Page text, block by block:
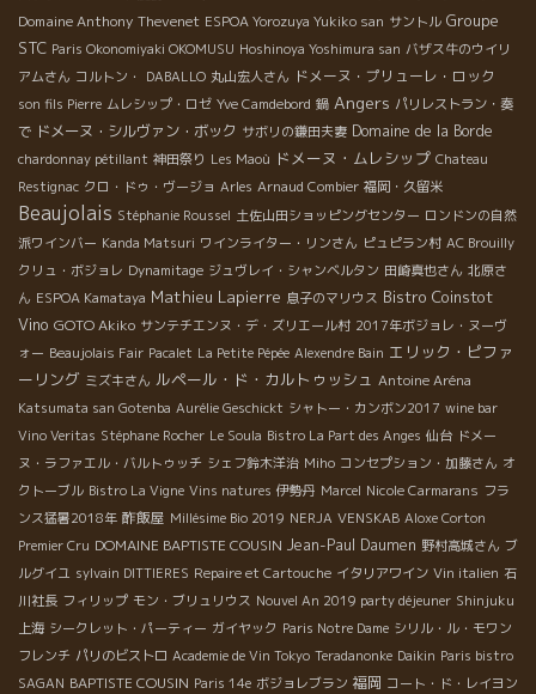
Domaine Anthony Thevenet ESPOA Yorozuya Yukiko san サントル Groupe
STC Paris Okonomiyaki OKOMUSU Hoshinoya Yoshimura san バザス牛のウイリ
アムさん コルトン・ DABALLO 丸山宏人さん ドメーヌ・プリューレ・ロック
son fils Pierre ムレシップ・ロゼ Yve Camdebord 鍋 Angers パリレストラン・奏
で ドメーヌ・シルヴァン・ボック サボリの鎌田夫妻 Domaine de la Borde
chardonnay pétillant 神田祭り Les Maoù ドメーヌ・ムレシップ Chateau
Restignac クロ・ドゥ・ヴージョ Arles Arnaud Combier 福岡・久留米
Beaujolais Stéphanie Roussel 土佐山田ショッピングセンター ロンドンの自然
派ワインバー Kanda Matsuri ワインライター・リンさん ピュピラン村 AC Brouilly
クリュ・ボジョレ Dynamitage ジュヴレイ・シャンベルタン 田崎真也さん 北原さ
ん ESPOA Kamataya Mathieu Lapierre 息子のマリウス Bistro Coinstot
Vino GOTO Akiko サンテチエンヌ・デ・ズリエール村 2017年ボジョレ・ヌーヴ
ォー Beaujolais Fair Pacalet La Petite Pépée Alexendre Bain エリック・ピファ
ーリング ミズキさん ルペール・ド・カルトゥッシュ Antoine Aréna
Katsumata san Gotenba Aurélie Geschickt シャトー・カンボン2017 wine bar
Vino Veritas Stéphane Rocher Le Soula Bistro La Part des Anges 仙台 ドメー
ヌ・ラファエル・バルトゥッチ シェフ鈴木洋治 Miho コンセプション・加藤さん オ
クトーブル Bistro La Vigne Vins natures 伊勢丹 Marcel Nicole Carmarans フラ
ンス猛暑2018年 酢飯屋 Millésime Bio 2019 NERJA VENSKAB Aloxe Corton
Premier Cru DOMAINE BAPTISTE COUSIN Jean-Paul Daumen 野村高城さん ブ
ルグイユ sylvain DITTIERES Repaire et Cartouche イタリアワイン Vin italien 石
川社長 フィリップ モン・ブリュリウス Nouvel An 2019 party déjeuner Shinjuku
上海 シークレット・パーティー ガイヤック Paris Notre Dame シリル・ル・モワン
フレンチ パリのビストロ Academie de Vin Tokyo Teradanonke Daikin Paris bistro
SAGAN BAPTISTE COUSIN Paris 14e ボジョレブラン 福岡 コート・ド・レイヨン